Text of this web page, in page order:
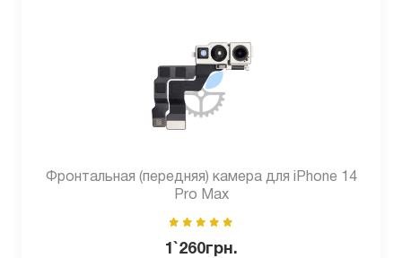
Фронтальная (передняя) камера для iPhone 14
Pro Max
1`260грн.